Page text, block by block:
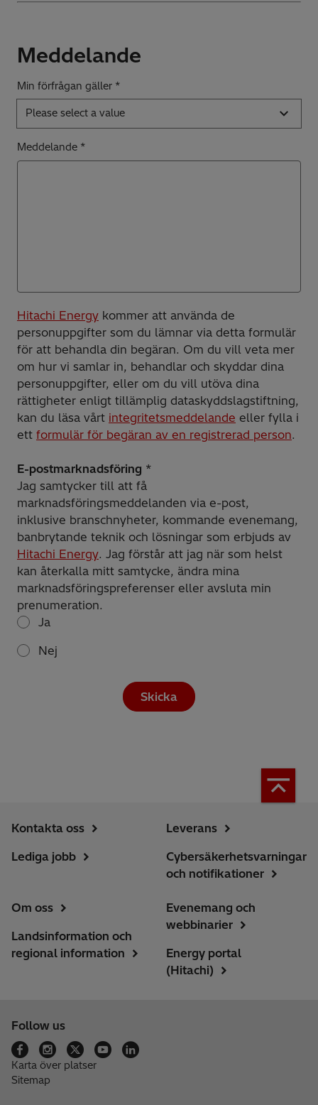
Meddelande
Min förfrågan gäller *
Please select a value
Meddelande
Hitachi Energy kommer att använda de
personuppgifter som du lämnar via detta formulär
för att behandla din begäran. Om du vill veta mer
om hur vi samlar in, behandlar och skyddar dina
personuppgifter, eller om du vill utöva dina
rättigheter enligt tillämplig dataskyddslagstiftning,
kan du läsa vårt integritetsmeddelande eller fylla i
ett formulär för begäran av en registrerad person.
E-postmarknadsföring *
Jag samtycker till att få
marknadsföringsmeddelanden via e-post,
inklusive branschnyheter, kommande evenemang,
banbrytande teknik och lösningar som erbjuds av
Hitachi Energy. Jag förstår att jag när som helst
kan återkalla mitt samtycke, ändra mina
marknadsföringspreferenser eller avsluta min
prenumeration.
Ja
Nej
Skicka
Kontakta oss
Lediga jobb
Leverans
Cybersäkerhetsvarningar
och notifikationer
Om oss
Landsinformation och
regional information
Evenemang och
webbinarier
Energy portal
(Hitachi)
Follow us
Karta över platser
Sitemap